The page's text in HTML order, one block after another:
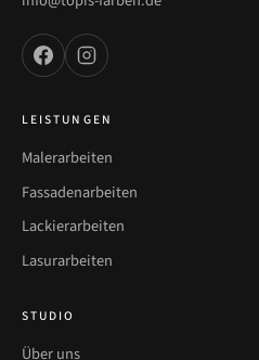
LEISTUNGEN
Malerarbeiten
Fassadenarbeiten
Lackierarbeiten
Lasurarbeiten
STUDIO
Über uns